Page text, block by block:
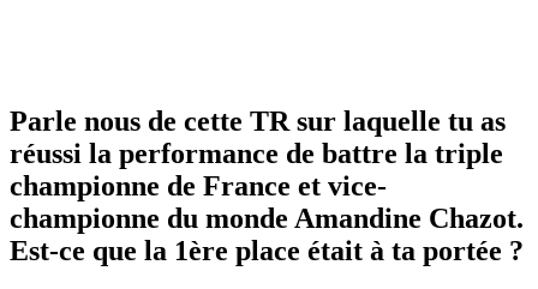
Parle nous de cette TR sur laquelle tu as
réussi la performance de battre la triple
championne de France et vice-
championne du monde Amandine Chazot.
Est-ce que la 1ère place était à ta portée ?